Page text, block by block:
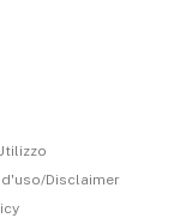
Disclaimer